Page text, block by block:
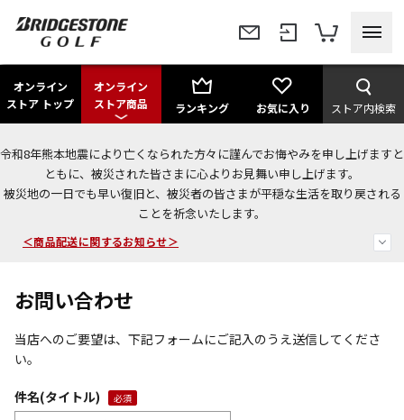
オンライン
ストア トップ
オンライン
ストア商品
ランキング お気に入り ストア内検索
令和8年熊本地震により亡くなられた方々に謹んでお悔やみを申し上げますと
ともに、被災された皆さまに心よりお見舞い申し上げます。
被災地の一日でも早い復旧と、被災者の皆さまが平穏な生活を取り戻される
ことを祈念いたします。
＜夏季休暇中のご注文・発送・お問い合わせ＞
今なら新規会員登録で1,000円OFFクーポンプレゼント！
＜商品配送に関するお知らせ＞
お問い合わせ
当店へのご要望は、下記フォームにご記入のうえ送信してくださ
い。
件名(タイトル)